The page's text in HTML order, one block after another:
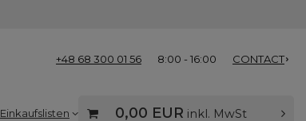
+48 68 300 01 56 8:00 - 16:00 CONTACT
Einkaufslisten 0,00 EUR inkl. MwSt